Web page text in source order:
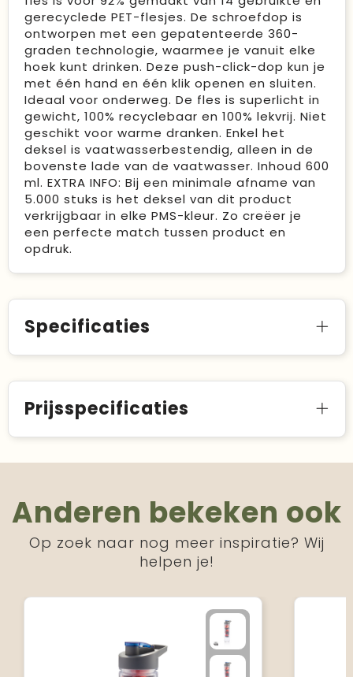
gerecyclede PET-flesjes. De schroefdop is
ontworpen met een gepatenteerde 360-
graden technologie, waarmee je vanuit elke
hoek kunt drinken. Deze push-click-dop kun je
met één hand en één klik openen en sluiten.
Ideaal voor onderweg. De fles is superlicht in
gewicht, 100% recyclebaar en 100% lekvrij. Niet
geschikt voor warme dranken. Enkel het
deksel is vaatwasserbestendig, alleen in de
bovenste lade van de vaatwasser. Inhoud 600
ml. EXTRA INFO: Bij een minimale afname van
5.000 stuks is het deksel van dit product
verkrijgbaar in elke PMS-kleur. Zo creëer je
een perfecte match tussen product en
opdruk.
Specificaties
Prijsspecificaties
Anderen bekeken ook
Op zoek naar nog meer inspiratie? Wij
helpen je!